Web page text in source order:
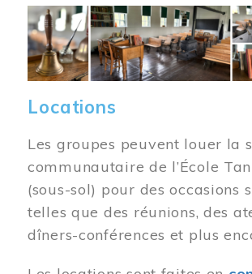
Image
Locations
Les groupes peuvent louer la
communautaire de l’École
(sous-sol) pour des occasions
telles que des réunions, des
dîners-conférences et plus